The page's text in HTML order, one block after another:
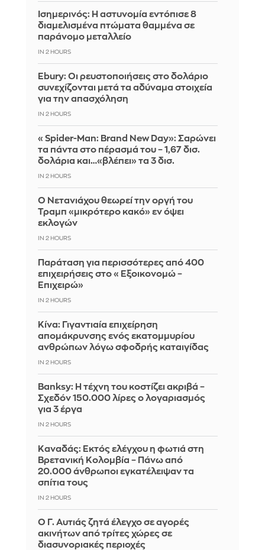
Ισημερινός: Η αστυνομία εντόπισε 8
διαμελισμένα πτώματα θαμμένα σε
παράνομο μεταλλείο
IN 2 HOURS
Ebury: Οι ρευστοποιήσεις στο δολάριο
συνεχίζονται μετά τα αδύναμα στοιχεία
για την απασχόληση
IN 2 HOURS
«Spider-Man: Brand New Day»: Σαρώνει
τα πάντα στο πέρασμά του – 1,67 δισ.
δολάρια και…«βλέπει» τα 3 δισ.
IN 2 HOURS
Ο Νετανιάχου θεωρεί την οργή του
Τραμπ «μικρότερο κακό» εν όψει
εκλογών
IN 2 HOURS
Παράταση για περισσότερες από 400
επιχειρήσεις στο «Εξοικονομώ –
Επιχειρώ»
IN 2 HOURS
Κίνα: Γιγαντιαία επιχείρηση
απομάκρυνσης ενός εκατομμυρίου
ανθρώπων λόγω σφοδρής καταιγίδας
IN 2 HOURS
Banksy: Η τέχνη του κοστίζει ακριβά –
Σχεδόν 150.000 λίρες ο λογαριασμός
για 3 έργα
IN 2 HOURS
Καναδάς: Εκτός ελέγχου η φωτιά στη
Βρετανική Κολομβία – Πάνω από
20.000 άνθρωποι εγκατέλειψαν τα
σπίτια τους
IN 2 HOURS
Ο Γ. Αυτιάς ζητά έλεγχο σε αγορές
ακινήτων από τρίτες χώρες σε
διασυνοριακές περιοχές